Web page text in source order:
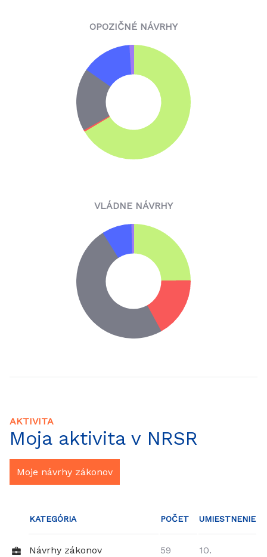
OPOZIČNÉ NÁVRHY
VLÁDNE NÁVRHY
AKTIVITA
Moja aktivita v NRSR
Moje návrhy zákonov
KATEGÓRIA POČET UMIESTNENIE
Návrhy zákonov 59 10.